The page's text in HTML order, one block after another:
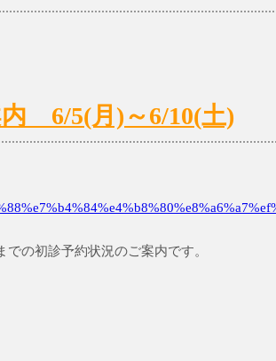
6/5(月)～6/10(土)
の初診予約状況のご案内です。